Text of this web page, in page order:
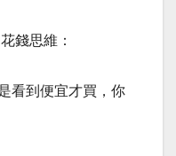
錢思維：
看到便宜才買，你